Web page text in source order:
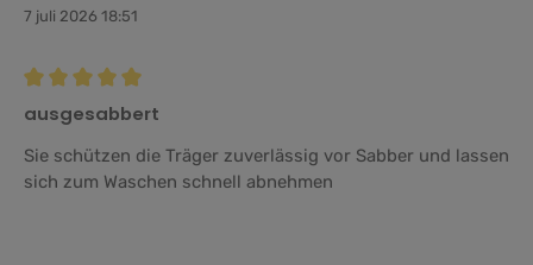
7 juli 2026 18:51
Recension med betyg på 5 av 5 stjärnor
ausgesabbert
Sie schützen die Träger zuverlässig vor Sabber und lassen
sich zum Waschen schnell abnehmen